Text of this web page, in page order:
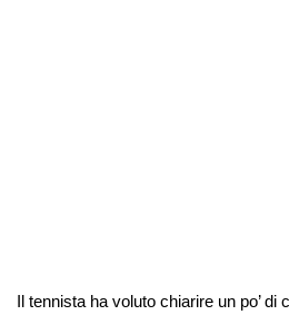
Il tennista ha voluto chiarire un po’